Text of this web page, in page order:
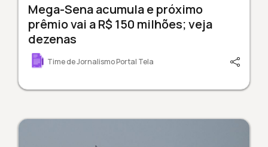
Mega-Sena acumula e próximo
prêmio vai a R$ 150 milhões; veja
dezenas
Time de Jornalismo Portal Tela